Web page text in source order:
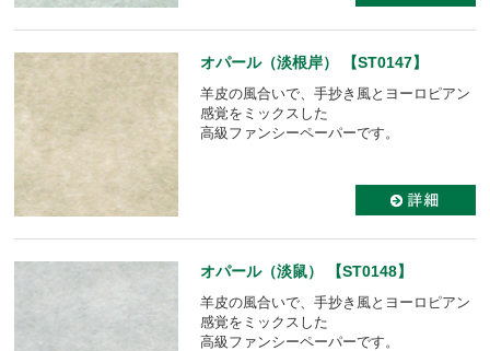
オパール（淡根岸） 【ST0147】
羊皮の風合いで、手抄き風とヨーロピアン
感覚をミックスした
高級ファンシーペーパーです。
オパール（淡鼠） 【ST0148】
羊皮の風合いで、手抄き風とヨーロピアン
感覚をミックスした
高級ファンシーペーパーです。